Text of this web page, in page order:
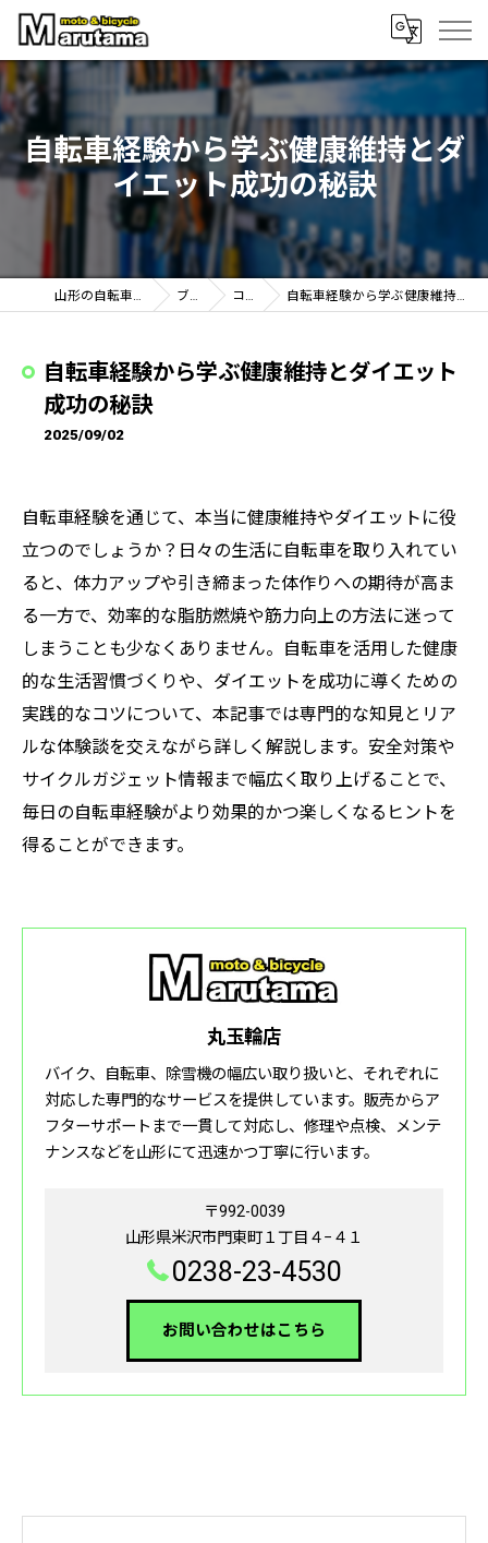
自転車経験から学ぶ健康維持とダ
イエット成功の秘訣
山形の自転車なら丸玉輪店 ブログ コラム 自転車経験から学ぶ健康維持とダイエット成功の秘訣
自転車経験から学ぶ健康維持とダイエット
成功の秘訣
2025/09/02
自転車経験を通じて、本当に健康維持やダイエットに役
立つのでしょうか？日々の生活に自転車を取り入れてい
ると、体力アップや引き締まった体作りへの期待が高ま
る一方で、効率的な脂肪燃焼や筋力向上の方法に迷って
しまうことも少なくありません。自転車を活用した健康
的な生活習慣づくりや、ダイエットを成功に導くための
実践的なコツについて、本記事では専門的な知見とリア
ルな体験談を交えながら詳しく解説します。安全対策や
サイクルガジェット情報まで幅広く取り上げることで、
毎日の自転車経験がより効果的かつ楽しくなるヒントを
得ることができます。
丸玉輪店
バイク、自転車、除雪機の幅広い取り扱いと、それぞれに
対応した専門的なサービスを提供しています。販売からア
フターサポートまで一貫して対応し、修理や点検、メンテ
ナンスなどを山形にて迅速かつ丁寧に行います。
〒992-0039
山形県米沢市門東町１丁目４−４１
0238-23-4530
お問い合わせはこちら